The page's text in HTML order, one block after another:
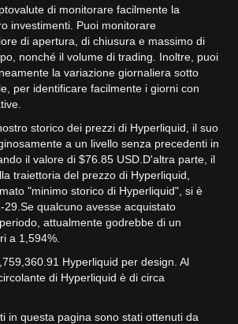
di monitorare facilmente la
investimenti. Puoi monitorare
di apertura, di chiusura e massimo di
nonché il volume di trading. Inoltre, puoi
la variazione giornaliera sotto
per identificare facilmente i giorni con
storico dei prezzi di Hyperliquid, il suo
a un livello senza precedenti in
il valore di $76.85 USD. D'altra parte, il
traiettoria del prezzo di Hyperliquid,
"minimo storico di Hyperliquid", si è
29. Se qualcuno avesse acquistato
attualmente godrebbe di un
a 1,594%.
Hyperliquid per design. Al
di Hyperliquid è di circa
in questa pagina sono stati ottenuti da